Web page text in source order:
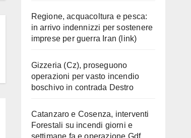
Regione, acquacoltura e pesca:
in arrivo indennizzi per sostenere
imprese per guerra Iran (link)
Gizzeria (Cz), proseguono
operazioni per vasto incendio
boschivo in contrada Destro
Catanzaro e Cosenza, interventi
Forestali su incendi giorni e
settimane fa e operazione Gdf